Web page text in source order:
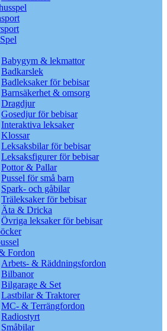
Babygym & lekmattor
Badkarslek
Badleksaker för bebisar
Barnsäkerhet & omsorg
Dragdjur
Gosedjur för bebisar
Interaktiva leksaker
Klossar
Leksaksbilar för bebisar
Leksaksfigurer för bebisar
Pottor & Pallar
Pussel för små barn
Spark- och gåbilar
Träleksaker för bebisar
Äta & Dricka
Övriga leksaker för bebisar
Fordon
Arbets- & Räddningsfordon
Bilbanor
Bilgarage & Set
Lastbilar & Traktorer
MC- & Terrängfordon
Radiostyrt
Småbilar